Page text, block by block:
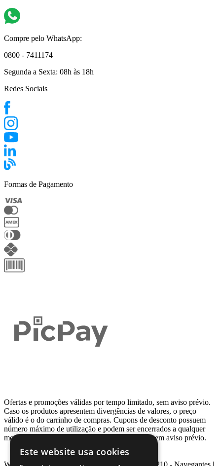
Compre pelo WhatsApp:
0800 - 7411174
Segunda a Sexta: 08h às 18h
Redes Sociais
Formas de Pagamento
Ofertas e promoções válidas por tempo limitado, sem aviso prévio.
Caso os produtos apresentem divergências de valores, o preço
válido é o do carrinho de compras. Cupons de desconto possuem
número máximo de utilização e podem ser encerrados a qualquer
momento, de acordo com sua disponibilidade e sem aviso prévio.
Este website usa cookies